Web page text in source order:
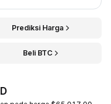
Prediksi Harga
Beli BTC